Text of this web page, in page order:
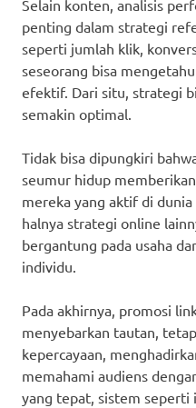
Selain konten, analisis
penting dalam strategi
seperti jumlah klik,
seseorang bisa
efektif. Dari situ, strategi
semakin optimal.
Tidak bisa dipungkiri
seumur hidup
mereka yang aktif di
halnya strategi online
bergantung pada usaha
individu.
Pada akhirnya, promosi
menyebarkan tautan,
kepercayaan,
memahami audiens
yang tepat, sistem seperti